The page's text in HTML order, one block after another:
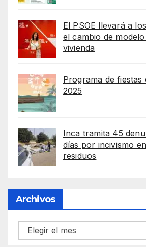
El PSOE llevará a
el cambio de
vivienda
Programa de fiestas
2025
Inca tramita 45
días por incivismo
residuos
Archivos
Archivos